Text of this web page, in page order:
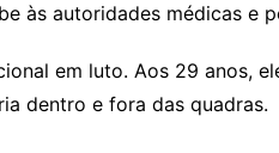
às autoridades médicas e
em luto. Aos 29 anos,
dentro e fora das quadras.